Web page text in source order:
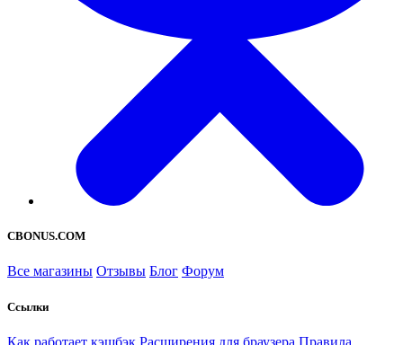
CBONUS.COM
Все магазины Отзывы Блог Форум
Ссылки
Как работает кэшбэк Расширения для браузера Правила